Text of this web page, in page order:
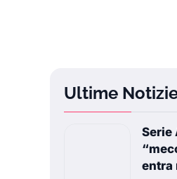
Ultime
Serie
entra